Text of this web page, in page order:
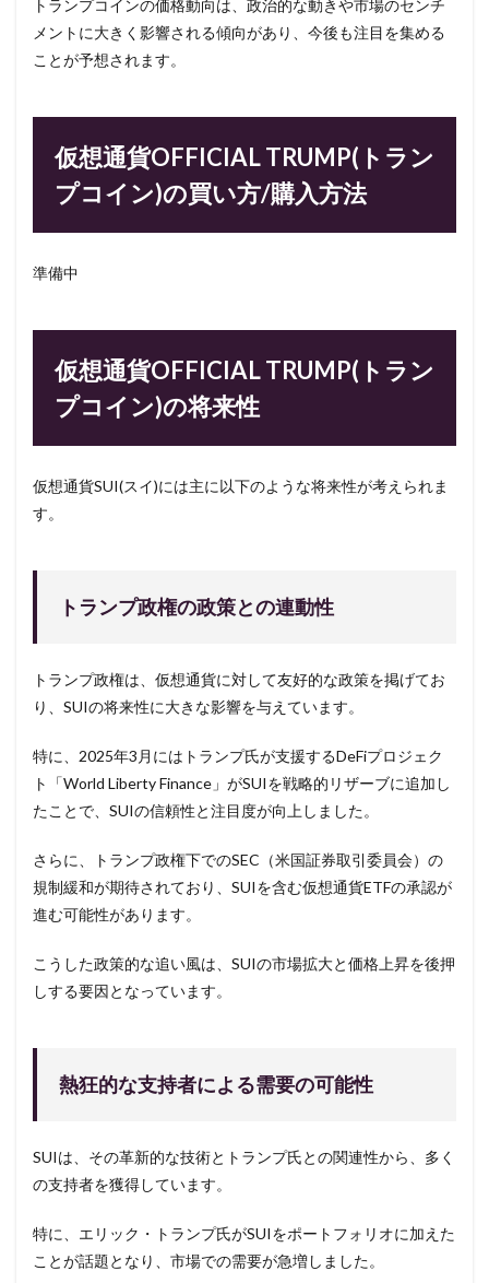
トランプコインの価格動向は、政治的な動きや市場のセンチ
メントに大きく影響される傾向があり、今後も注目を集める
ことが予想されます。
仮想通貨OFFICIAL TRUMP(トラン
プコイン)の買い方/購入方法
準備中
仮想通貨OFFICIAL TRUMP(トラン
プコイン)の将来性
仮想通貨SUI(スイ)には主に以下のような将来性が考えられま
す。
トランプ政権の政策との連動性
トランプ政権は、仮想通貨に対して友好的な政策を掲げてお
り、SUIの将来性に大きな影響を与えています。
特に、2025年3月にはトランプ氏が支援するDeFiプロジェク
ト「World Liberty Finance」がSUIを戦略的リザーブに追加し
たことで、SUIの信頼性と注目度が向上しました。
さらに、トランプ政権下でのSEC（米国証券取引委員会）の
規制緩和が期待されており、SUIを含む仮想通貨ETFの承認が
進む可能性があります。
こうした政策的な追い風は、SUIの市場拡大と価格上昇を後押
しする要因となっています。
熱狂的な支持者による需要の可能性
SUIは、その革新的な技術とトランプ氏との関連性から、多く
の支持者を獲得しています。
特に、エリック・トランプ氏がSUIをポートフォリオに加えた
ことが話題となり、市場での需要が急増しました。